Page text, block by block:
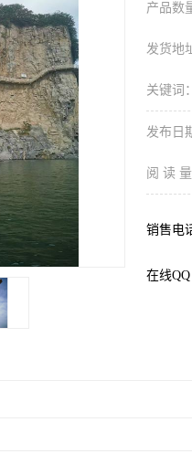
产品数
发货地
关键词：
发布日
阅 读 量
销售电
在线QQ